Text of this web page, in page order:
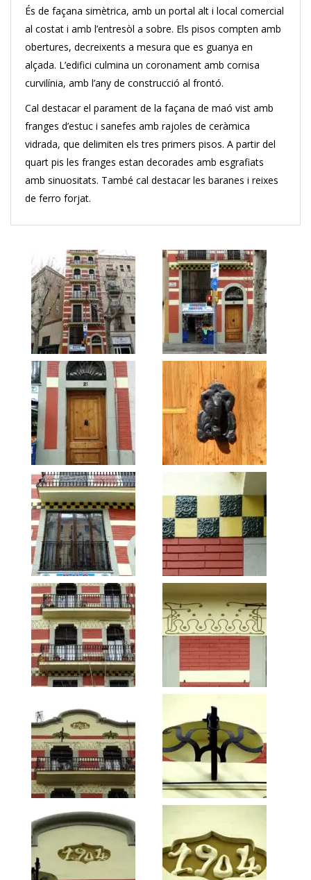
És de façana simètrica, amb un portal alt i local comercial
al costat i amb l’entresòl a sobre. Els pisos compten amb
obertures, decreixents a mesura que es guanya en
alçada. L’edifici culmina un coronament amb cornisa
curvilínia, amb l’any de construcció al frontó.
Cal destacar el parament de la façana de maó vist amb
franges d’estuc i sanefes amb rajoles de ceràmica
vidrada, que delimiten els tres primers pisos. A partir del
quart pis les franges estan decorades amb esgrafiats
amb sinuositats. També cal destacar les baranes i reixes
de ferro forjat.